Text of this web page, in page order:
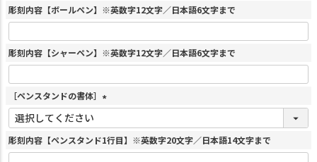
須
)
彫刻内容【ボールペン】※英数字12文字／日本語6文字まで
彫刻内容【シャーペン】※英数字12文字／日本語6文字まで
［ペンスタンドの書体］
(
須
)
彫刻内容【ペンスタンド1行目】※英数字20文字／日本語14文字まで